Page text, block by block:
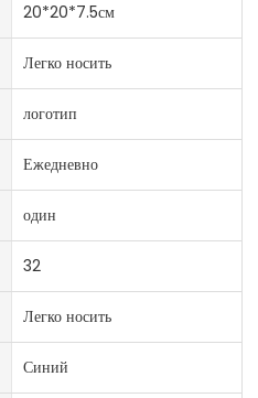
20*20*7.5см
Легко носить
логотип
Ежедневно
один
32
Легко носить
Синий